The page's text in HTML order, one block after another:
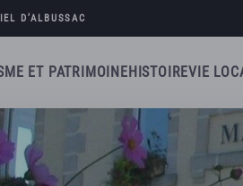
D’ALBUSSAC
ET PATRIMOINEHISTOIREVIE